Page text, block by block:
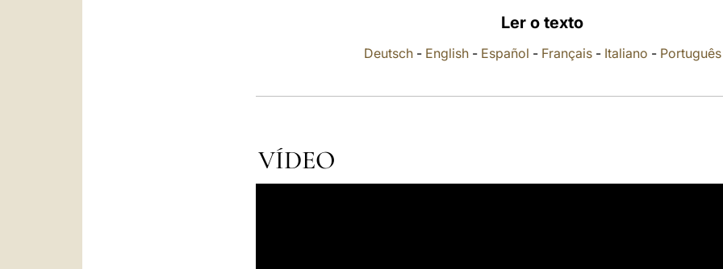
Ler o texto
Deutsch- English- Español - Français- Italiano - Português
VÍDEO